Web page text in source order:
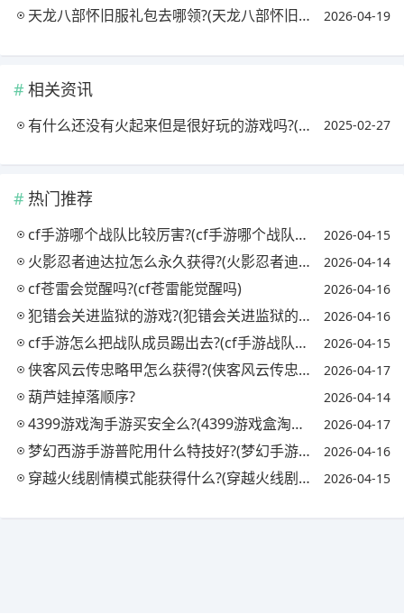
天龙八部怀旧服礼包去哪领?(天龙八部怀旧服哪里有礼包) 2026-04-19
相关资讯
有什么还没有火起来但是很好玩的游戏吗?(有没有什么比较火的游戏) 2025-02-27
热门推荐
cf手游哪个战队比较厉害?(cf手游哪个战队最强) 2026-04-15
火影忍者迪达拉怎么永久获得?(火影忍者迪达拉怎么获取) 2026-04-14
cf苍雷会觉醒吗?(cf苍雷能觉醒吗) 2026-04-16
犯错会关进监狱的游戏?(犯错会关进监狱的游戏吗) 2026-04-16
cf手游怎么把战队成员踢出去?(cf手游战队怎么踢人) 2026-04-15
侠客风云传忠略甲怎么获得?(侠客风云传忠略甲对自己) 2026-04-17
葫芦娃掉落顺序? 2026-04-14
4399游戏淘手游买安全么?(4399游戏盒淘号有用吗) 2026-04-17
梦幻西游手游普陀用什么特技好?(梦幻手游普陀必备特技) 2026-04-16
穿越火线剧情模式能获得什么?(穿越火线剧情模式怎么过) 2026-04-15